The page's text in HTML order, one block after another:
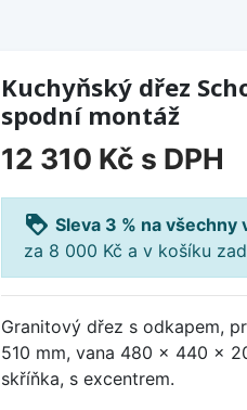
Kuchyňský dřez
spodní montáž
12 310 Kč s DPH
loyalty Sleva 3 % na všechny
za 8 000 Kč a v košíku
Granitový dřez s odkapem,
510 mm, vana 480 x 440 x
skříňka, s excentrem.